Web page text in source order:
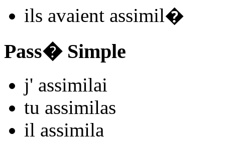
ils avaient assimil�
Pass� Simple
j' assimilai
tu assimilas
il assimila